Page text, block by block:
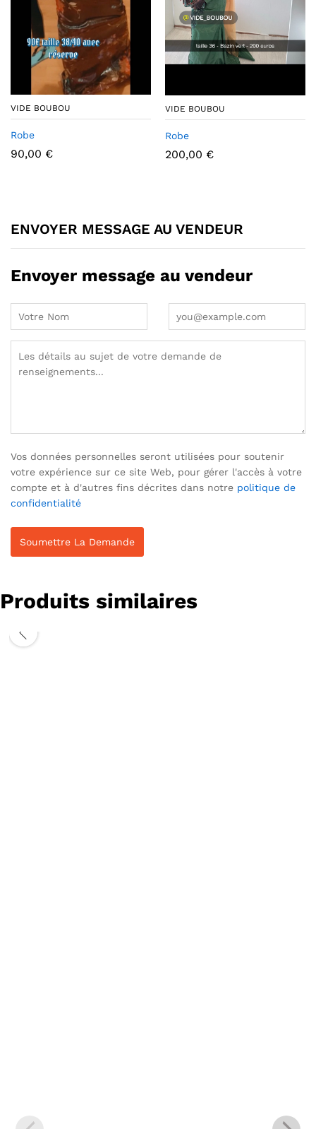
VIDE BOUBOU
Robe
90,00 €
VIDE BOUBOU
Robe
200,00 €
ENVOYER MESSAGE AU VENDEUR
Envoyer message au vendeur
Vos données personnelles seront utilisées pour soutenir
votre expérience sur ce site Web, pour gérer l'accès à votre
compte et à d'autres fins décrites dans notre politique de
confidentialité
Produits similaires